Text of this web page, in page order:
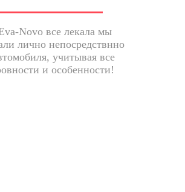
Novo все лекала мы
лично непосредствнно
учитывая все
и особенности!